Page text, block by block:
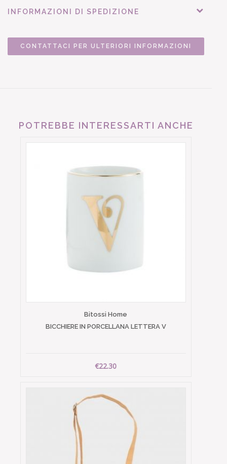
INFORMAZIONI DI SPEDIZIONE
CONTATTACI PER ULTERIORI INFORMAZIONI
POTREBBE INTERESSARTI ANCHE
Bitossi Home
BICCHIERE IN PORCELLANA LETTERA V
€22.30